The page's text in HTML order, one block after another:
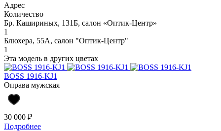
Адрес
Количество
Бр. Кашириных, 131Б, салон «Оптик-Центр»
1
Блюхера, 55А, салон "Оптик-Центр"
1
Эта модель в других цветах
BOSS 1916-KJ1
Оправа мужская
30 000 ₽
Подробнее